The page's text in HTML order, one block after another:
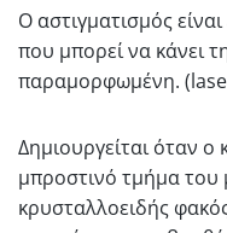
Ο αστιγματισμός
που μπορεί να κάνει
παραμορφωμένη.
Δημιουργείται όταν ο
μπροστινό τμήμα του
κρυσταλλοειδής